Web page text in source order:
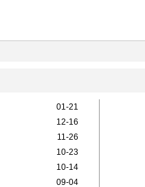
01-21
12-16
11-26
10-23
10-14
09-04